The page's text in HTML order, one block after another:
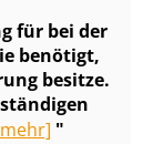
für bei der
benötigt,
besitze.